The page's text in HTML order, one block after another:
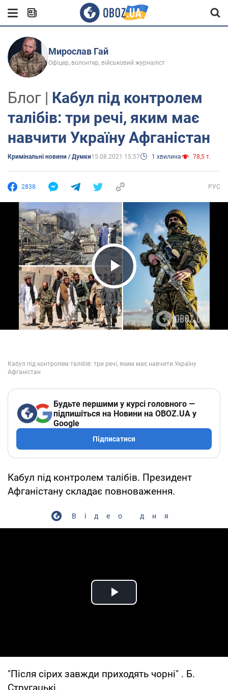
Мирослав Гай
Офіцер, волонтер, військовий журналіст
Блог | Кабул під контролем
талібів: три речі, яким має
навчити Україну Афганістан
Кримінальні новини / Думки15.08.2021 15:57 1 хвилина 78,5 т.
2838 РУС
Play Video
Будьте першими у курсі головного —
підпишіться на Новини на OBOZ.UA у
Google
Підписатися
Кабул під контролем талібів. Президент
Афганістану складає повноваження.
Відео дня
Play Video
"Після сірих завжди приходять чорні" . Б.
Стругацькі.